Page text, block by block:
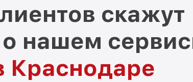
скажут
нашем
Краснодаре